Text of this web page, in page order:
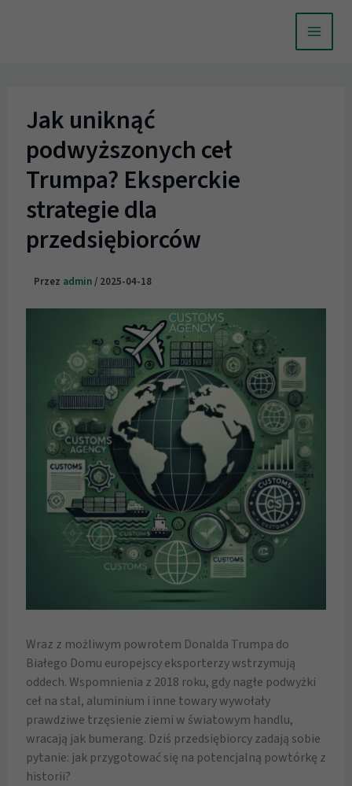
Jak uniknąć
podwyższonych ceł
Trumpa? Eksperckie
strategie dla
przedsiębiorców
Przez admin/ 2025-04-18
Wraz z możliwym powrotem Donalda Trumpa do
Białego Domu europejscy eksporterzy wstrzymują
oddech. Wspomnienia z 2018 roku, gdy nagłe podwyżki
ceł na stal, aluminium i inne towary wywołały
prawdziwe trzęsienie ziemi w światowym handlu,
wracają jak bumerang. Dziś przedsiębiorcy zadają sobie
pytanie: jak przygotować się na potencjalną powtórkę z
historii?